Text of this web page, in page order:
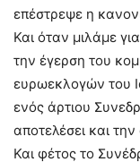
επέστρεψε η
Και όταν μιλάμε
την έγερση του
ευρωεκλογών του
ενός άρτιου
αποτελέσει και
Και φέτος το